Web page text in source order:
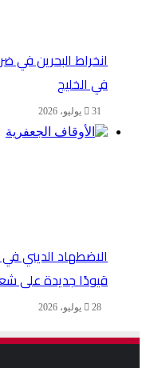
انخراط البحرين في
في الخليج
31 يوليو، 2026
الاضطهاد الديني في
قيودًا جديدة على
28 يوليو، 2026